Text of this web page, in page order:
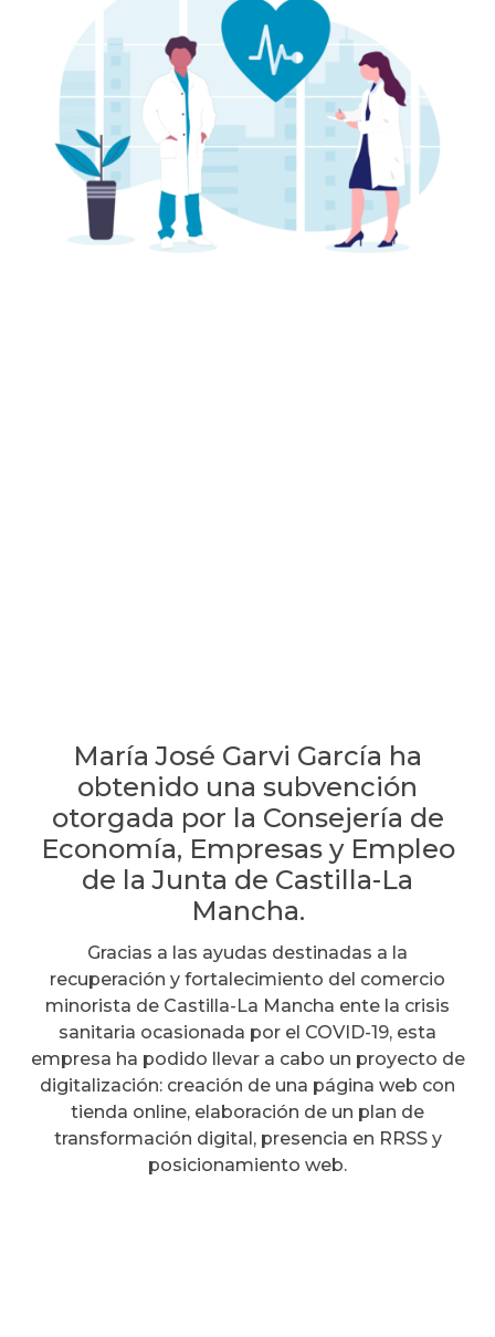
María José Garvi García ha
obtenido una subvención
otorgada por la Consejería de
Economía, Empresas y Empleo
de la Junta de Castilla-La
Mancha.
Gracias a las ayudas destinadas a la
recuperación y fortalecimiento del comercio
minorista de Castilla-La Mancha ente la crisis
sanitaria ocasionada por el COVID-19, esta
empresa ha podido llevar a cabo un proyecto de
digitalización: creación de una página web con
tienda online, elaboración de un plan de
transformación digital, presencia en RRSS y
posicionamiento web.